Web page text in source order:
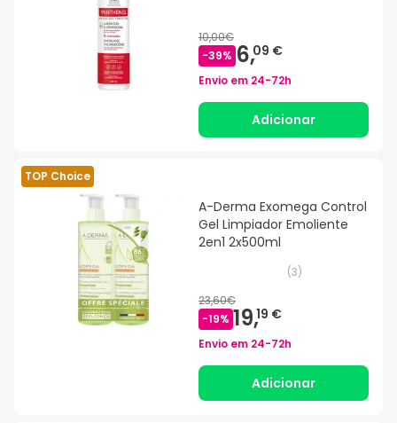
10,00€
-39% 6,09 €
Envio em 24-72h
Adicionar
TOP Choice
A-Derma Exomega Control
Gel Limpiador Emoliente
2en1 2x500ml
(3)
23,60€
-19% 19,19 €
Envio em 24-72h
Adicionar